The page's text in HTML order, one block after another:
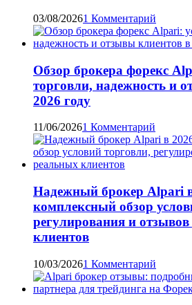
03/08/20261 Комментарий
Обзор брокера форекс
торговли, надежность и
2026 году
11/06/20261 Комментарий
Надежный брокер Alpari
комплексный обзор
регулирования и
клиентов
10/03/20261 Комментарий